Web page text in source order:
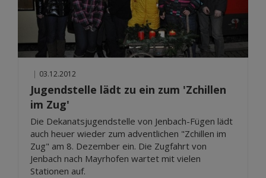
| 03.12.2012
Jugendstelle lädt zu ein zum 'Zchillen
im Zug'
Die Dekanatsjugendstelle von Jenbach-Fügen lädt
auch heuer wieder zum adventlichen "Zchillen im
Zug" am 8. Dezember ein. Die Zugfahrt von
Jenbach nach Mayrhofen wartet mit vielen
Stationen auf.